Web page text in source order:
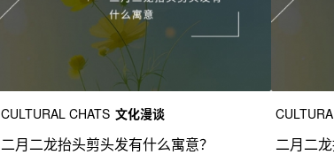
CULTURAL CHATS 文化漫谈
二月二龙抬头剪头发有什么寓意？ 二月二